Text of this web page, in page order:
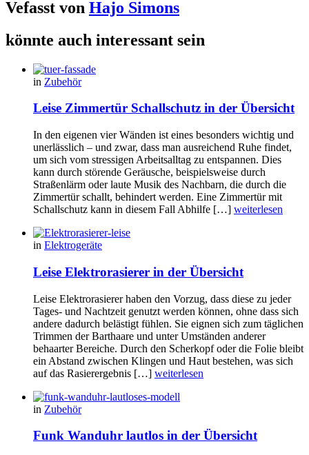
Vefasst von Hajo Simons
könnte auch interessant sein
in Zubehör
Leise Zimmertür Schallschutz in der Übersicht
In den eigenen vier Wänden ist eines besonders wichtig und
unerlässlich – und zwar, dass man ausreichend Ruhe findet,
um sich vom stressigen Arbeitsalltag zu entspannen. Dies
kann durch störende Geräusche, beispielsweise durch
Straßenlärm oder laute Musik des Nachbarn, die durch die
Zimmertür schallt, behindert werden. Eine Zimmertür mit
Schallschutz kann in diesem Fall Abhilfe […] weiterlesen
in Elektrogeräte
Leise Elektrorasierer in der Übersicht
Leise Elektrorasierer haben den Vorzug, dass diese zu jeder
Tages- und Nachtzeit genutzt werden können, ohne dass sich
andere dadurch belästigt fühlen. Sie eignen sich zum täglichen
Trimmen der Barthaare und unter Umständen anderer
behaarter Bereiche. Durch den Scherkopf oder die Folie bleibt
ein Abstand zwischen Klingen und Haut bestehen, was sich
auf das Rasierergebnis […] weiterlesen
in Zubehör
Funk Wanduhr lautlos in der Übersicht